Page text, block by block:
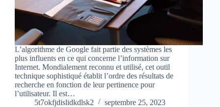
L’algorithme de Google fait partie des systèmes les
plus influents en ce qui concerne l’information sur
Internet. Mondialement reconnu et utilisé, cet outil
technique sophistiqué établit l’ordre des résultats de
recherche en fonction de leur pertinence pour
l’utilisateur. Il est…
5t7okfjdislidkdlsk2
septembre 25, 2023